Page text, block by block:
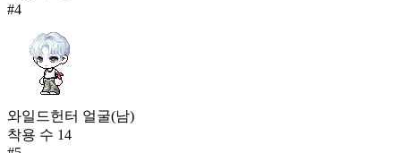
#4
와일드헌터 얼굴(남)
착용 수 14